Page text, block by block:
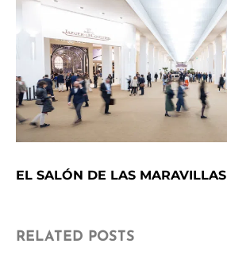
EL SALÓN DE LAS MARAVILLAS
RELATED POSTS